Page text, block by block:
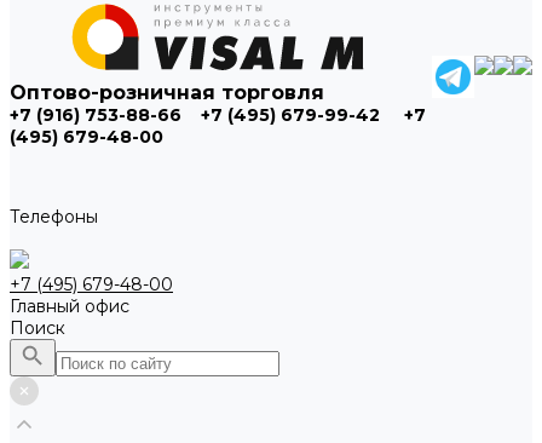
Оптово-розничная торговля
+7 (916) 753-88-66 +7 (495) 679-99-42
+7
(495) 679-48-00
Телефоны
+7 (495) 679-48-00
Главный офис
Поиск